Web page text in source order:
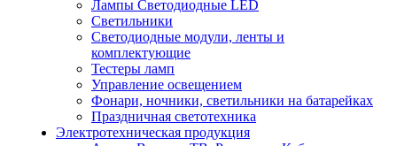
Лампы Светодиодные LED
Светильники
Светодиодные модули, ленты и
комплектующие
Тестеры ламп
Управление освещением
Фонари, ночники, светильники на батарейках
Праздничная светотехника
Электротехническая продукция